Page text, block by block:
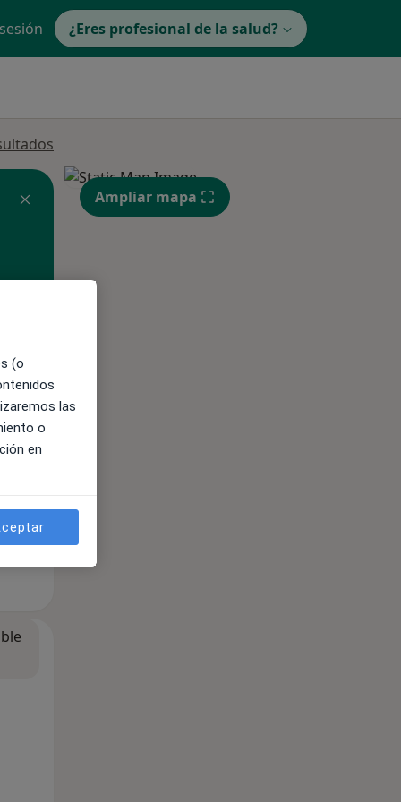
¿Eres profesional de la salud?
Ampliar mapa
(o
las
o
en